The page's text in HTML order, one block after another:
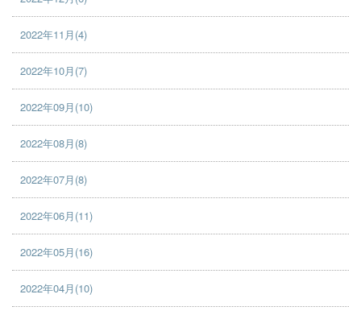
2022年11月(4)
2022年10月(7)
2022年09月(10)
2022年08月(8)
2022年07月(8)
2022年06月(11)
2022年05月(16)
2022年04月(10)